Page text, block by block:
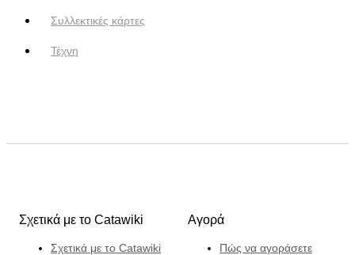
Συλλεκτικές κάρτες
Τέχνη
Σχετικά με το Catawiki
Σχετικά με το Catawiki
Αγορά
Πώς να αγοράσετε